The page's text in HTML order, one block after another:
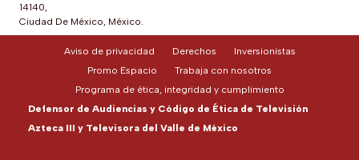
14140,
Ciudad De México, México.
Aviso de privacidad Derechos
Inversionistas
Promo Espacio
Trabaja con nosotros
Programa de ética, integridad y cumplimiento
Defensor de Audiencias y Código de Ética de Televisión
Azteca III y Televisora del Valle de México